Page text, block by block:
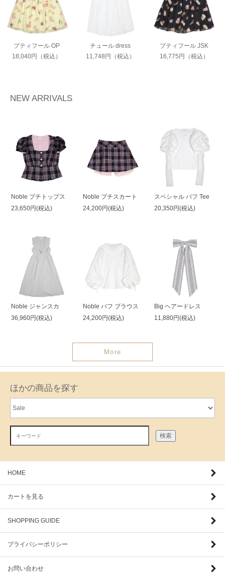
プティフール OP
18,040円（税込）
チュール dress
11,748円（税込）
プティフール JSK
16,775円（税込）
NEW ARRIVALS
Noble プチトップス
23,650円(税込)
Noble プチスカート
24,200円(税込)
スペシャル パフ Tee
20,350円(税込)
Noble ジャンスカ
36,960円(税込)
Noble パフ ブラウス
24,200円(税込)
Big ヘアードレス
11,880円(税込)
More
ほかの商品を探す
検索
HOME
カートを見る
SHOPPING GUIDE
プライバシーポリシー
お問い合わせ